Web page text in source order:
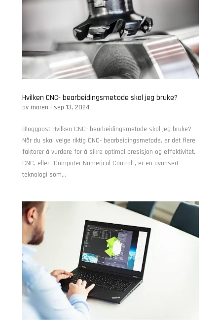
Hvilken CNC- bearbeidingsmetode skal jeg bruke?
av maren | sep 13, 2024
Bloggpost Hvilken CNC- bearbeidingsmetode skal jeg bruke?
Når du skal velge riktig CNC- bearbeidingsmetode, er det flere
faktorer å vurdere for å sikre optimal presisjon og effektivitet.
CNC, eller “Computer Numerical Control”, er en avansert
teknologi som...